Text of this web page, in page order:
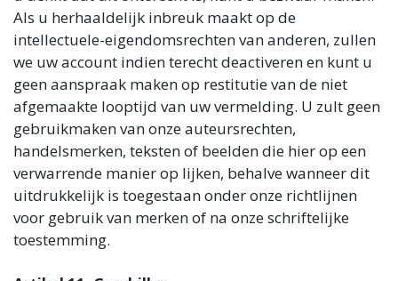
Als u herhaaldelijk inbreuk maakt op de
intellectuele-eigendomsrechten van anderen, zullen
we uw account indien terecht deactiveren en kunt u
geen aanspraak maken op restitutie van de niet
afgemaakte looptijd van uw vermelding. U zult geen
gebruikmaken van onze auteursrechten,
handelsmerken, teksten of beelden die hier op een
verwarrende manier op lijken, behalve wanneer dit
uitdrukkelijk is toegestaan onder onze richtlijnen
voor gebruik van merken of na onze schriftelijke
toestemming.